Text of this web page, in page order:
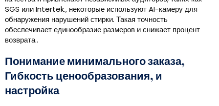
SGS или Intertek., некоторые используют AI-камеру для
обнаружения нарушений стирки. Такая точность
обеспечивает единообразие размеров и снижает процент
возврата..
Понимание минимального заказа,
Гибкость ценообразования, и
настройка